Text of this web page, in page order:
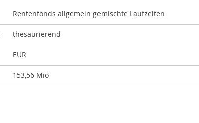
Rentenfonds allgemein gemischte Laufzeiten
thesaurierend
EUR
153,56 Mio